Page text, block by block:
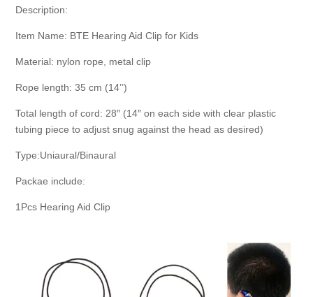
:Description
Item Name: BTE Hearing Aid Clip for Kids
Material: nylon rope, metal clip
Rope length: 35 cm (14’’)
Total length of cord: 28″ (14″ on each side with clear plastic
tubing piece to adjust snug against the head as desired)
Type:Uniaural/Binaural
:Packae include
1Pcs Hearing Aid Clip